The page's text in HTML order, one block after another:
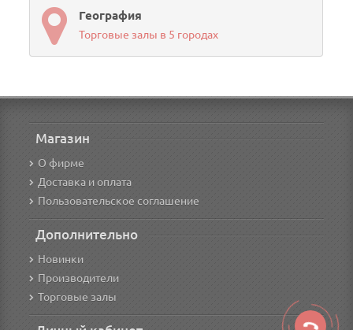
География
Торговые залы в 5 городах
Магазин
О фирме
Доставка и оплата
Пользовательское соглашение
Дополнительно
Новинки
Производители
Торговые залы